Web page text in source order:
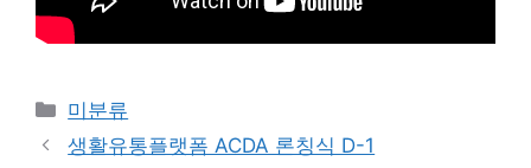
Categories
미분류
생활유통플랫폼 ACDA 론칭식 D-1